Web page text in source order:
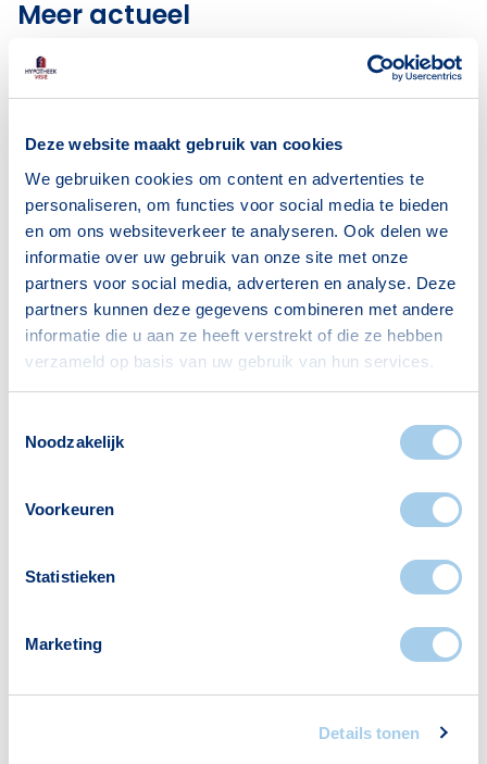
Deze website maakt gebruik van cookies
We gebruiken cookies om content en advertenties te
personaliseren, om functies voor social media te bieden
en om ons websiteverkeer te analyseren. Ook delen we
informatie over uw gebruik van onze site met onze
partners voor social media, adverteren en analyse. Deze
partners kunnen deze gegevens combineren met andere
informatie die u aan ze heeft verstrekt of die ze hebben
verzameld op basis van uw gebruik van hun services.
Noodzakelijk
Voorkeuren
Statistieken
Marketing
Details tonen
Meer actueel
einde aan sterke stijging